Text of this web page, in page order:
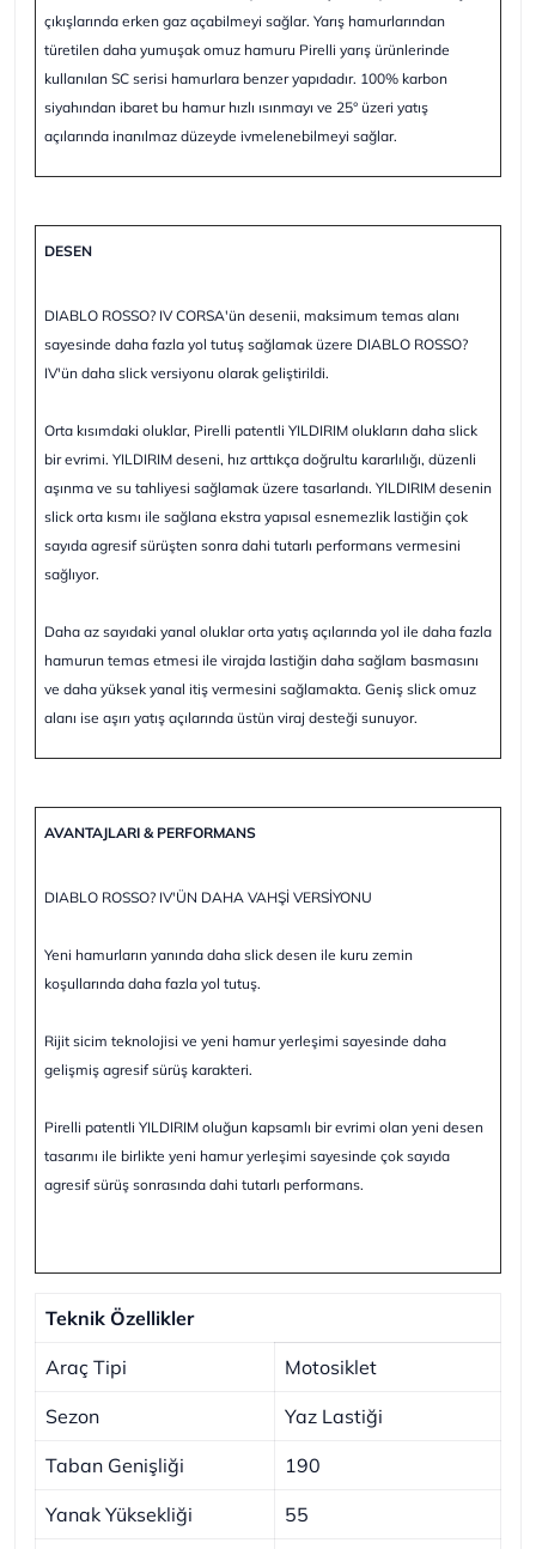
çıkışlarında erken gaz açabilmeyi sağlar. Yarış hamurlarından
türetilen daha yumuşak omuz hamuru Pirelli yarış ürünlerinde
kullanılan SC serisi hamurlara benzer yapıdadır. 100% karbon
siyahından ibaret bu hamur hızlı ısınmayı ve 25° üzeri yatış
açılarında inanılmaz düzeyde ivmelenebilmeyi sağlar.
DESEN
DIABLO ROSSO? IV CORSA'ün desenii, maksimum temas alanı
sayesinde daha fazla yol tutuş sağlamak üzere DIABLO ROSSO?
IV'ün daha slick versiyonu olarak geliştirildi.
Orta kısımdaki oluklar, Pirelli patentli YILDIRIM olukların daha slick
bir evrimi. YILDIRIM deseni, hız arttıkça doğrultu kararlılığı, düzenli
aşınma ve su tahliyesi sağlamak üzere tasarlandı. YILDIRIM desenin
slick orta kısmı ile sağlana ekstra yapısal esnemezlik lastiğin çok
sayıda agresif sürüşten sonra dahi tutarlı performans vermesini
sağlıyor.
Daha az sayıdaki yanal oluklar orta yatış açılarında yol ile daha fazla
hamurun temas etmesi ile virajda lastiğin daha sağlam basmasını
ve daha yüksek yanal itiş vermesini sağlamakta. Geniş slick omuz
alanı ise aşırı yatış açılarında üstün viraj desteği sunuyor.
AVANTAJLARI & PERFORMANS
DIABLO ROSSO? IV'ÜN DAHA VAHŞİ VERSİYONU
Yeni hamurların yanında daha slick desen ile kuru zemin
koşullarında daha fazla yol tutuş.
Rijit sicim teknolojisi ve yeni hamur yerleşimi sayesinde daha
gelişmiş agresif sürüş karakteri.
Pirelli patentli YILDIRIM oluğun kapsamlı bir evrimi olan yeni desen
tasarımı ile birlikte yeni hamur yerleşimi sayesinde çok sayıda
agresif sürüş sonrasında dahi tutarlı performans.
Teknik Özellikler
Araç Tipi Motosiklet
Sezon Yaz Lastiği
Taban Genişliği 190
Yanak Yüksekliği 55